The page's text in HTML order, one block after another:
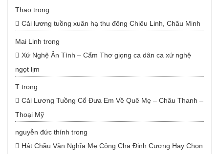
Thao trong
Cải lương tuồng xuân hạ thu đông Chiêu Linh, Châu Minh
Mai Linh trong
Xứ Nghệ Ân Tình – Cẩm Thơ giọng ca dân ca xứ nghệ
ngọt lịm
T trong
Cải Lương Tuồng Cổ Đưa Em Về Quê Mẹ – Châu Thanh –
Thoại Mỹ
nguyễn đức thính trong
Hát Chầu Văn Nghĩa Mẹ Công Cha Đinh Cương Hay Chọn